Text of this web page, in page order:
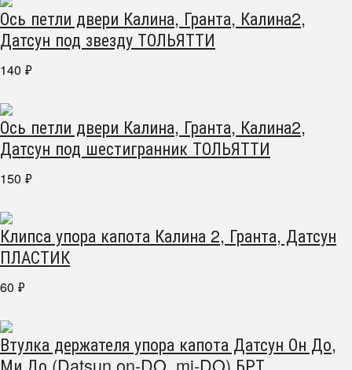
Ось петли двери Калина, Гранта, Калина2,
Датсун под звезду ТОЛЬЯТТИ
140 ₽
Ось петли двери Калина, Гранта, Калина2,
Датсун под шестигранник ТОЛЬЯТТИ
150 ₽
Клипса упора капота Калина 2, Гранта, Датсун
ПЛАСТИК
60 ₽
Втулка держателя упора капота Датсун Он До,
Ми До (Datsun on-DO, mi-DO) БРТ